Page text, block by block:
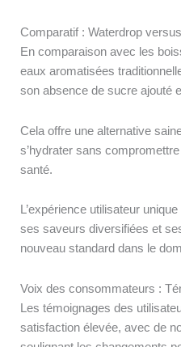
Comparatif : Waterdrop
En comparaison avec les
eaux aromatisées
son absence de sucre ajouté
Cela offre une alternative
s’hydrater sans
santé.
L’expérience utilisateur
ses saveurs diversifiées et
nouveau standard dans le
Voix des consommateurs :
Les témoignages des
satisfaction élevée, avec de